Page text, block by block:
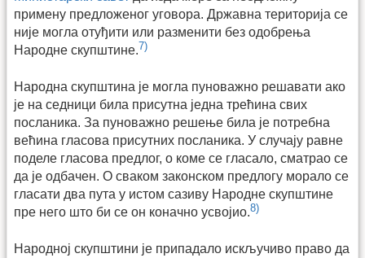
примену предложеног уговора. Државна територија се
није могла отуђити или разменити без одобрења
Народне скупштине.7)
Народна скупштина је могла пуноважно решавати ако
је на седници била присутна једна трећина свих
посланика. За пуноважно решење била је потребна
већина гласова присутних посланика. У случају равне
поделе гласова предлог, о коме се гласало, сматрао се
да је одбачен. О сваком законском предлогу морало се
гласати два пута у истом сазиву Народне скупштине
пре него што би се он коначно усвојио.8)
Народној скупштини је припадало искључиво право да